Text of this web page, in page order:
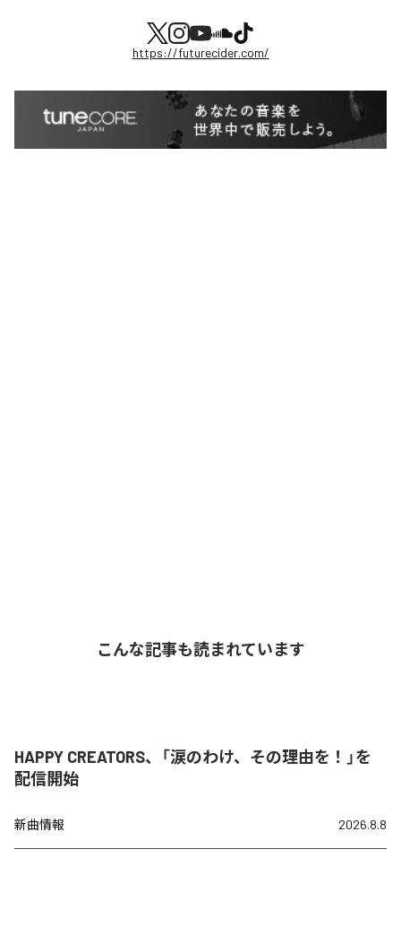
https://futurecider.com/
こんな記事も読まれています
HAPPY CREATORS、「涙のわけ、その理由を！」を
配信開始
新曲情報 2026.8.8